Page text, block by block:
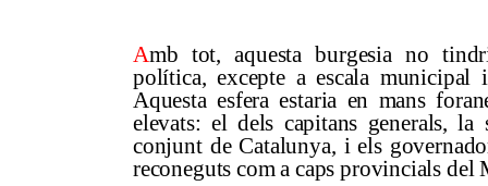
Amb tot, aquesta burgesia no
política, excepte a escala municipal
Aquesta esfera estaria en mans
elevats: el dels capitans generals, la
conjunt de Catalunya, i els
reconeguts com a caps provincials